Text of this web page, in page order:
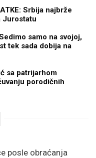
Srbija najbrže
Jurostatu
samo na svojoj,
tek sada dobija na
sa patrijarhom
porodičnih
posle obraćanja